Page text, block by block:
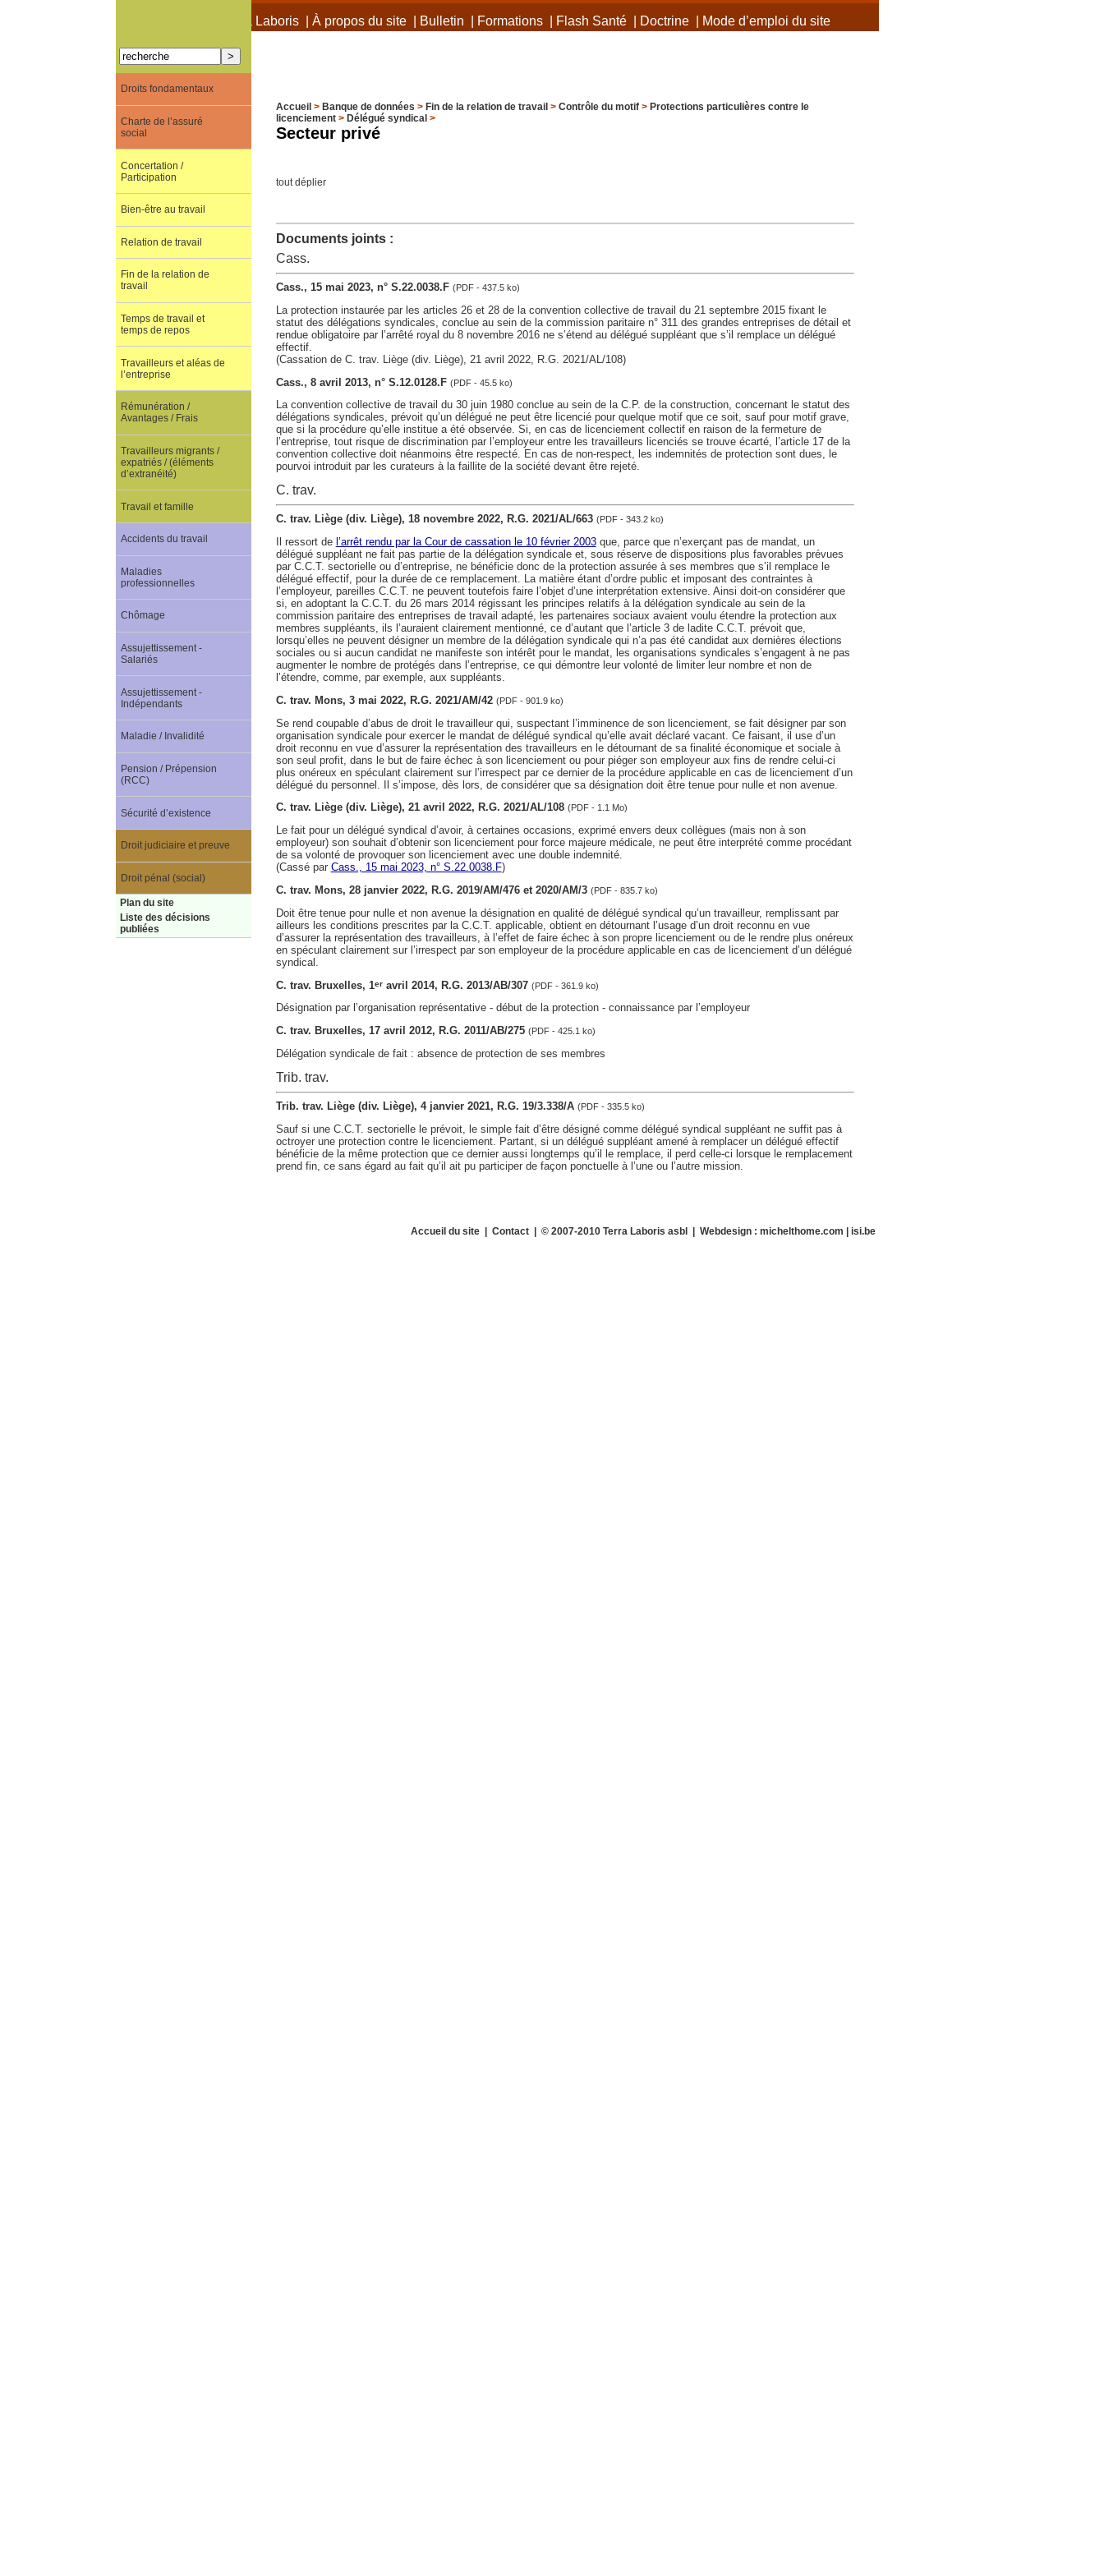
À propos de Terra Laboris| À propos du site| Bulletin Formations| Flash Santé| Doctrine| Mode d’emploi du site
Accueil > Banque de données > Fin de la relation de travail > Contrôle du motif> Protections particulières contre le
licenciement> Délégué syndical >
Secteur privé
tout déplier
Documents joints :
Cass.
Cass., 15 mai 2023, n° S.22.0038.F (PDF - 437.5 ko)
La protection instaurée par les articles 26 et 28 de la convention collective de travail du 21 septembre 2015 fixant le
statut des délégations syndicales, conclue au sein de la commission paritaire n° 311 des grandes entreprises de détail et
rendue obligatoire par l’arrêté royal du 8 novembre 2016 ne s’étend au délégué suppléant que s’il remplace un délégué
effectif.
(Cassation de C. trav. Liège (div. Liège), 21 avril 2022, R.G. 2021/AL/108)
Cass., 8 avril 2013, n° S.12.0128.F (PDF - 45.5 ko)
La convention collective de travail du 30 juin 1980 conclue au sein de la C.P. de la construction, concernant le statut des
délégations syndicales, prévoit qu’un délégué ne peut être licencié pour quelque motif que ce soit, sauf pour motif grave,
que si la procédure qu’elle institue a été observée. Si, en cas de licenciement collectif en raison de la fermeture de
l’entreprise, tout risque de discrimination par l’employeur entre les travailleurs licenciés se trouve écarté, l’article 17 de la
convention collective doit néanmoins être respecté. En cas de non-respect, les indemnités de protection sont dues, le
pourvoi introduit par les curateurs à la faillite de la société devant être rejeté.
C. trav.
C. trav. Liège (div. Liège), 18 novembre 2022, R.G. 2021/AL/663 (PDF - 343.2 ko)
Il ressort de l’arrêt rendu par la Cour de cassation le 10 février 2003que, parce que n’exerçant pas de mandat, un
délégué suppléant ne fait pas partie de la délégation syndicale et, sous réserve de dispositions plus favorables prévues
par C.C.T. sectorielle ou d’entreprise, ne bénéficie donc de la protection assurée à ses membres que s’il remplace le
délégué effectif, pour la durée de ce remplacement. La matière étant d’ordre public et imposant des contraintes à
l’employeur, pareilles C.C.T. ne peuvent toutefois faire l’objet d’une interprétation extensive. Ainsi doit-on considérer que
si, en adoptant la C.C.T. du 26 mars 2014 régissant les principes relatifs à la délégation syndicale au sein de la
commission paritaire des entreprises de travail adapté, les partenaires sociaux avaient voulu étendre la protection aux
membres suppléants, ils l’auraient clairement mentionné, ce d’autant que l’article 3 de ladite C.C.T. prévoit que,
lorsqu’elles ne peuvent désigner un membre de la délégation syndicale qui n’a pas été candidat aux dernières élections
sociales ou si aucun candidat ne manifeste son intérêt pour le mandat, les organisations syndicales s’engagent à ne pas
augmenter le nombre de protégés dans l’entreprise, ce qui démontre leur volonté de limiter leur nombre et non de
l’étendre, comme, par exemple, aux suppléants.
C. trav. Mons, 3 mai 2022, R.G. 2021/AM/42 (PDF - 901.9 ko)
Se rend coupable d’abus de droit le travailleur qui, suspectant l’imminence de son licenciement, se fait désigner par son
organisation syndicale pour exercer le mandat de délégué syndical qu’elle avait déclaré vacant. Ce faisant, il use d’un
droit reconnu en vue d’assurer la représentation des travailleurs en le détournant de sa finalité économique et sociale à
son seul profit, dans le but de faire échec à son licenciement ou pour piéger son employeur aux fins de rendre celui-ci
plus onéreux en spéculant clairement sur l’irrespect par ce dernier de la procédure applicable en cas de licenciement d’un
délégué du personnel. Il s’impose, dès lors, de considérer que sa désignation doit être tenue pour nulle et non avenue.
C. trav. Liège (div. Liège), 21 avril 2022, R.G. 2021/AL/108 (PDF - 1.1 Mo)
Le fait pour un délégué syndical d’avoir, à certaines occasions, exprimé envers deux collègues (mais non à son
employeur) son souhait d’obtenir son licenciement pour force majeure médicale, ne peut être interprété comme procédant
de sa volonté de provoquer son licenciement avec une double indemnité.
(Cassé par Cass., 15 mai 2023, n° S.22.0038.F)
C. trav. Mons, 28 janvier 2022, R.G. 2019/AM/476 et 2020/AM/3 (PDF - 835.7 ko)
Doit être tenue pour nulle et non avenue la désignation en qualité de délégué syndical qu’un travailleur, remplissant par
ailleurs les conditions prescrites par la C.C.T. applicable, obtient en détournant l’usage d’un droit reconnu en vue
d’assurer la représentation des travailleurs, à l’effet de faire échec à son propre licenciement ou de le rendre plus onéreux
en spéculant clairement sur l’irrespect par son employeur de la procédure applicable en cas de licenciement d’un délégué
syndical.
C. trav. Bruxelles, 1eravril 2014, R.G. 2013/AB/307 (PDF - 361.9 ko)
Désignation par l’organisation représentative - début de la protection - connaissance par l’employeur
C. trav. Bruxelles, 17 avril 2012, R.G. 2011/AB/275 (PDF - 425.1 ko)
Délégation syndicale de fait : absence de protection de ses membres
Trib. trav.
Trib. trav. Liège (div. Liège), 4 janvier 2021, R.G. 19/3.338/A (PDF - 335.5 ko)
Sauf si une C.C.T. sectorielle le prévoit, le simple fait d’être désigné comme délégué syndical suppléant ne suffit pas à
octroyer une protection contre le licenciement. Partant, si un délégué suppléant amené à remplacer un délégué effectif
bénéficie de la même protection que ce dernier aussi longtemps qu’il le remplace, il perd celle-ci lorsque le remplacement
prend fin, ce sans égard au fait qu’il ait pu participer de façon ponctuelle à l’une ou l’autre mission.
Droits fondamentaux
Charte de l’assuré
social
Concertation /
Participation
Bien-être au travail
Relation de travail
Fin de la relation de
travail
Temps de travail et
temps de repos
Travailleurs et aléas de
l’entreprise
Rémunération /
Avantages / Frais
Travailleurs migrants /
expatriés / (éléments
d’extranéité)
Travail et famille
Accidents du travail
Maladies
professionnelles
Chômage
Assujettissement -
Salariés
Assujettissement -
Indépendants
Maladie / Invalidité
Pension / Prépension
(RCC)
Sécurité d’existence
Droit judiciaire et preuve
Droit pénal (social)
Plan du site
Liste des décisions
publiées
Accueil du site| Contact| © 2007-2010 Terra Laboris asbl | Webdesign : michelthome.com | isi.be